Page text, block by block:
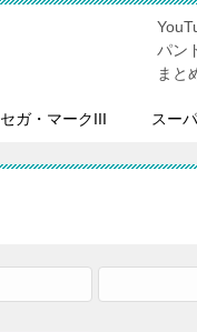
パン
まと
セガ・マークIII スー